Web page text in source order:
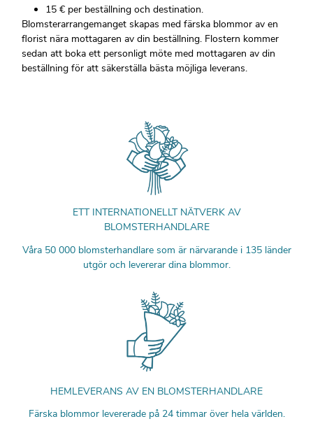
15 € per beställning och destination.
Blomsterarrangemanget skapas med färska blommor av en
florist nära mottagaren av din beställning. Flostern kommer
sedan att boka ett personligt möte med mottagaren av din
beställning för att säkerställa bästa möjliga leverans.
ETT INTERNATIONELLT NÄTVERK AV
BLOMSTERHANDLARE
Våra 50 000 blomsterhandlare som är närvarande i 135 länder
utgör och levererar dina blommor.
HEMLEVERANS AV EN BLOMSTERHANDLARE
Färska blommor levererade på 24 timmar över hela världen.